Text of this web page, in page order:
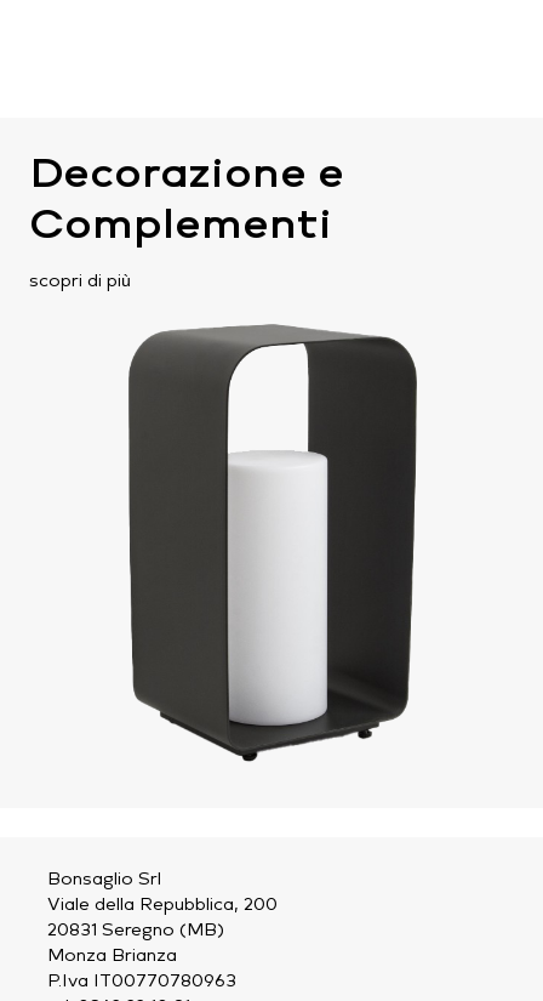
Decorazione e
Complementi
scopri di più
Bonsaglio Srl
Viale della Repubblica, 200
20831 Seregno (MB)
Monza Brianza
P.Iva IT00770780963